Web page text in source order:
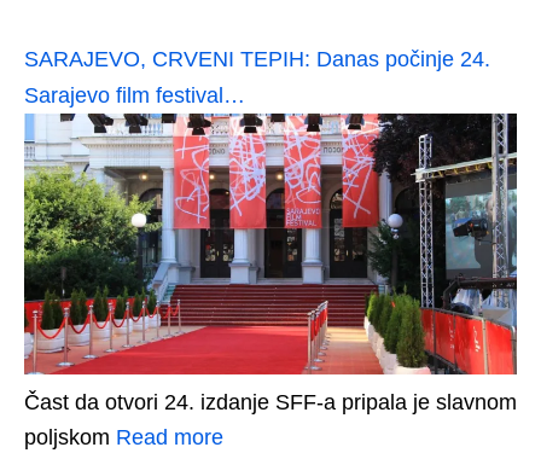
SARAJEVO, CRVENI TEPIH: Danas počinje 24.
Sarajevo film festival…
Čast da otvori 24. izdanje SFF-a pripala je slavnom
poljskom Read more